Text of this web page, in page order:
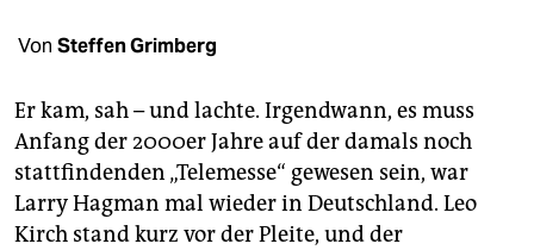
unterstützen
abo
genossenschaft
Von Steffen Grimberg
Er kam, sah – und lachte. Irgendwann, es muss
Anfang der 2000er Jahre auf der damals noch
stattfindenden „Telemesse“ gewesen sein, war
Larry Hagman mal wieder in Deutschland. Leo
Kirch stand kurz vor der Pleite, und der